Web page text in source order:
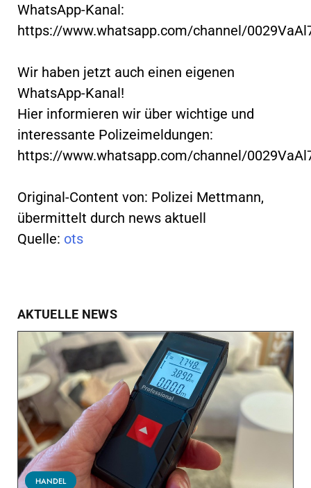
WhatsApp-Kanal:
https://www.whatsapp.com/channel/
Wir haben jetzt auch einen eigenen
WhatsApp-Kanal!
Hier informieren wir über wichtige und
interessante Polizeimeldungen:
https://www.whatsapp.com/channel/
Original-Content von: Polizei Mettmann,
übermittelt durch news aktuell
Quelle: ots
AKTUELLE NEWS
HANDEL